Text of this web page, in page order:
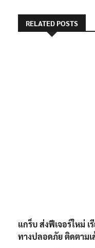
RELATED POSTS
แกร็บ ส่งฟีเจอร์ใหม่ เ
ทางปลอดภัย ติดตามเ